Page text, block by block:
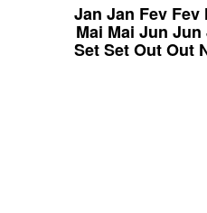
Jan Jan Fev Fev
Mai Mai Jun Jun
SetSetOutOut